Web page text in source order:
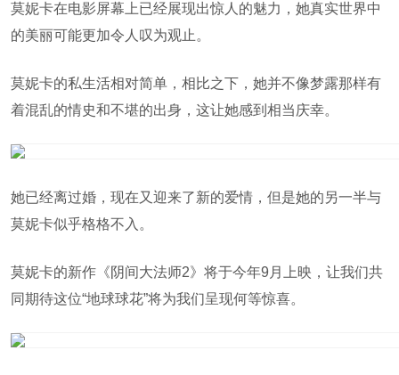
莫妮卡在电影屏幕上已经展现出惊人的魅力，她真实世界中
的美丽可能更加令人叹为观止。
莫妮卡的私生活相对简单，相比之下，她并不像梦露那样有
着混乱的情史和不堪的出身，这让她感到相当庆幸。
她已经离过婚，现在又迎来了新的爱情，但是她的另一半与
莫妮卡似乎格格不入。
莫妮卡的新作《阴间大法师2》将于今年9月上映，让我们共
同期待这位“地球球花”将为我们呈现何等惊喜。